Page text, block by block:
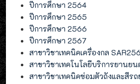
ปีการศึกษา 2564
ปีการศึกษา 2565
ปีการศึกษา 2566
ปีการศึกษา 2567
สาขาวิชาเทคนิคเครื่องกล
สาขาวิชาเทคโนโลยีบริการยานย
สาขาวิชาเทคนิคซ่อมตัวถังและสีร